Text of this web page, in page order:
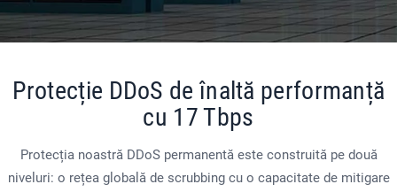
Protecție DDoS de înaltă performanță
cu 17 Tbps
Protecția noastră DDoS permanentă este construită pe două
niveluri: o rețea globală de scrubbing cu o capacitate de mitigare